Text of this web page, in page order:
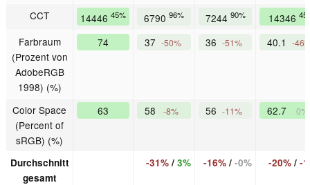
CCT 14446 45% 6790 96% 7244 90% 14346
Farbraum
(Prozent von
AdobeRGB
1998) (%)
74 37 -50% 36 -51% 40.1 -
Color Space
(Percent of
sRGB) (%)
63 58 -8% 56 -11% 62.7 0%
Durchschnitt
gesamt
-31%/ 3% -16%/ -0% -20%/ -